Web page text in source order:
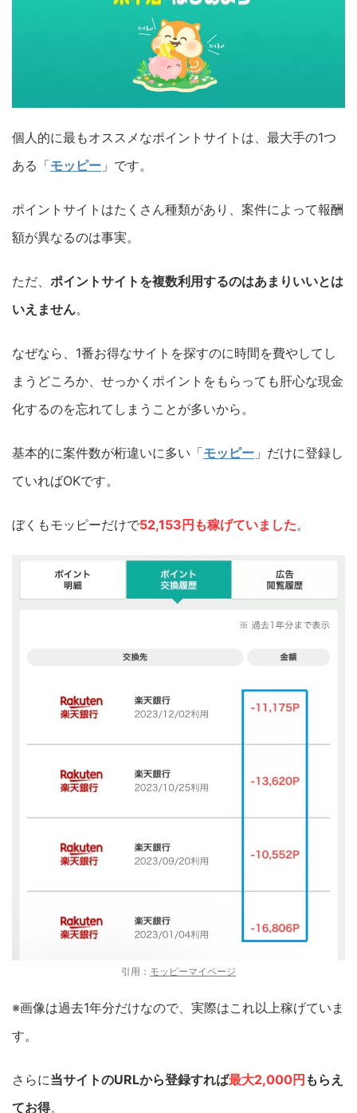
個人的に最もオススメなポイントサイトは、最大手の1つ
ある「モッピー 」です。
ポイントサイトはたくさん種類があり、案件によって報酬
額が異なるのは事実。
ただ、 ポイントサイトを複数利用するのはあまりいいとは
いえません。
なぜなら、1番お得なサイトを探すのに時間を費やしてし
まうどころか、せっかくポイントをもらっても肝心な現金
化するのを忘れてしまうことが多いから。
基本的に案件数が桁違いに多い「モッピー 」だけに登録し
ていればOKです。
ぼくもモッピーだけで52,153円も稼げていました。
引用： モッピーマイページ
※画像は過去1年分だけなので、実際はこれ以上稼げていま
す。
さらに当サイトのURLから登録すれば最大2,000円 もらえ
てお得。